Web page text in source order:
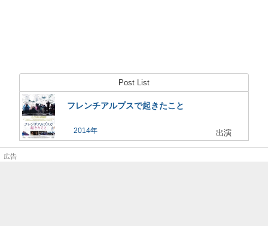
Post List
フレンチアルプスで起きたこと
2014 出演